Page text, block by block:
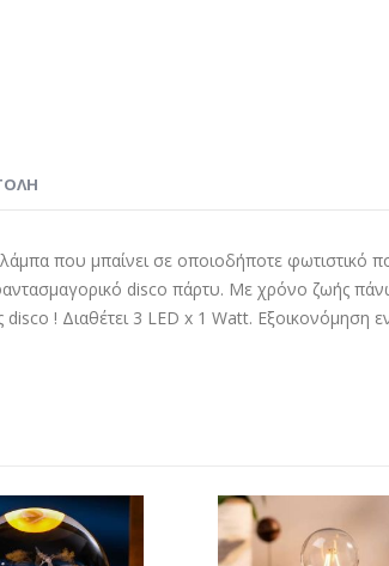
που μπαίνει σε οποιοδήποτε φωτιστικό
disco πάρτυ. Με χρόνο ζωής
! Διαθέτει 3 LED x 1 Watt. Εξοικονόμηση